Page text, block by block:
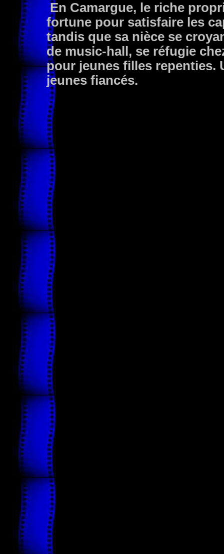
En Camargue, le riche
fortune pour satisfaire les
tandis que sa nièce se
de music-hall, se réfugie
pour jeunes filles repenties.
jeunes fiancés.